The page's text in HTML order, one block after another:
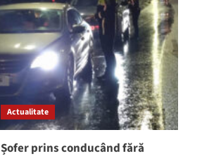
Actualitate
Șofer prins conducând fără